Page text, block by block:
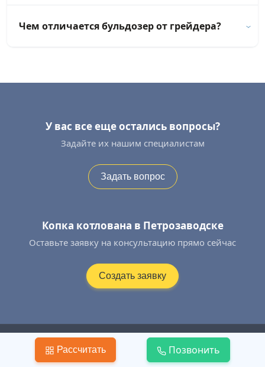
Чем отличается бульдозер от грейдера?
У вас все еще остались вопросы?
Задайте их нашим специалистам
Задать вопрос
Копка котлована в Петрозаводске
Оставьте заявку на консультацию прямо сейчас
Создать заявку
+7 (995) 577−52−42
Контакты|Политика КПД |Публичная Оферта
Рассчитать Позвонить